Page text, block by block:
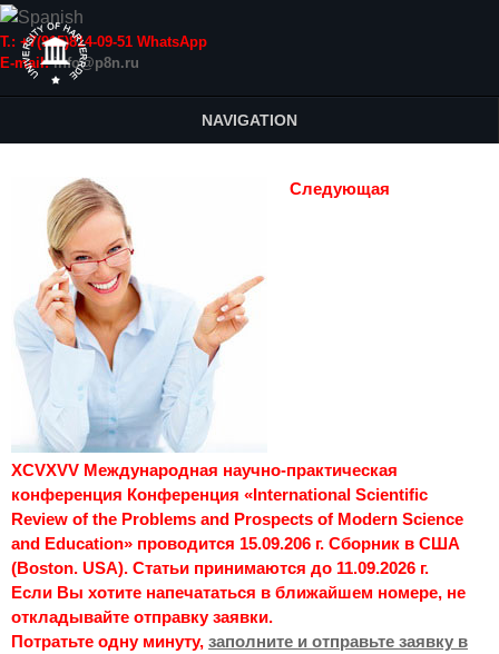
Т.: +7(915)814-09-51 WhatsApp
E-mail:info@p8n.ru
NAVIGATION
Следующая
XCVXVV Международная научно-практическая
конференция Конференция «International Scientific
Review of the Problems and Prospects of Modern Science
and Education» проводится 15.09.206 г. Сборник в США
(Boston. USA). Статьи принимаются до 11.09.2026 г.
Если Вы хотите напечататься в ближайшем номере, не
откладывайте отправку заявки.
Потратьте одну минуту, заполните и отправьте заявку в